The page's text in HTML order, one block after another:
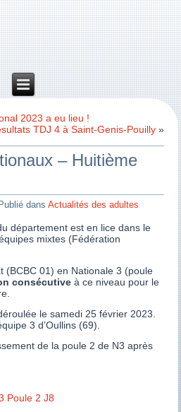
2023 a eu lieu !
TDJ 4 à Saint-Genis-Pouilly»
– Huitième
Publié dans Actualités des adultes
département est en lice dans le
mixtes (Fédération
(BCBC 01) en Nationale 3 (poule
consécutive à ce niveau pour le
le samedi 25 février 2023.
3 d’Oullins (69).
de la poule 2 de N3 après
Poule 2 J8